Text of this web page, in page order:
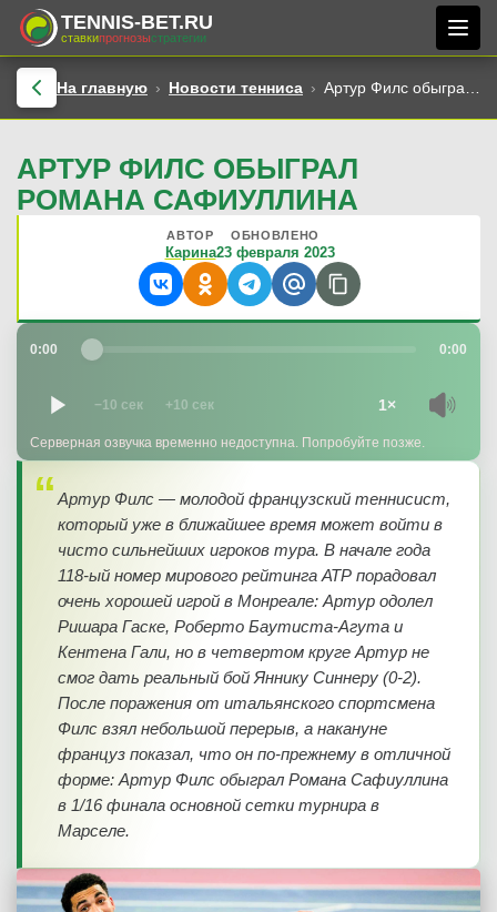
TENNIS-BET.RU
ставкипрогнозыстратегии
На главную Новости тенниса Артур Филс обыграл Романа Сафиуллина
АРТУР ФИЛС ОБЫГРАЛ
РОМАНА САФИУЛЛИНА
АВТОР
Карина
ОБНОВЛЕНО
23 февраля 2023
0:00 0:00
−10 сек +10 сек 1×
Серверная озвучка временно недоступна. Попробуйте позже.
Артур Филс — молодой французский теннисист,
который уже в ближайшее время может войти в
чисто сильнейших игроков тура. В начале года
118-ый номер мирового рейтинга АТР порадовал
очень хорошей игрой в Монреале: Артур одолел
Ришара Гаске, Роберто Баутиста-Агута и
Кентена Гали, но в четвертом круге Артур не
смог дать реальный бой Яннику Синнеру (0-2).
После поражения от итальянского спортсмена
Филс взял небольшой перерыв, а накануне
француз показал, что он по-прежнему в отличной
форме: Артур Филс обыграл Романа Сафиуллина
в 1/16 финала основной сетки турнира в
Марселе.